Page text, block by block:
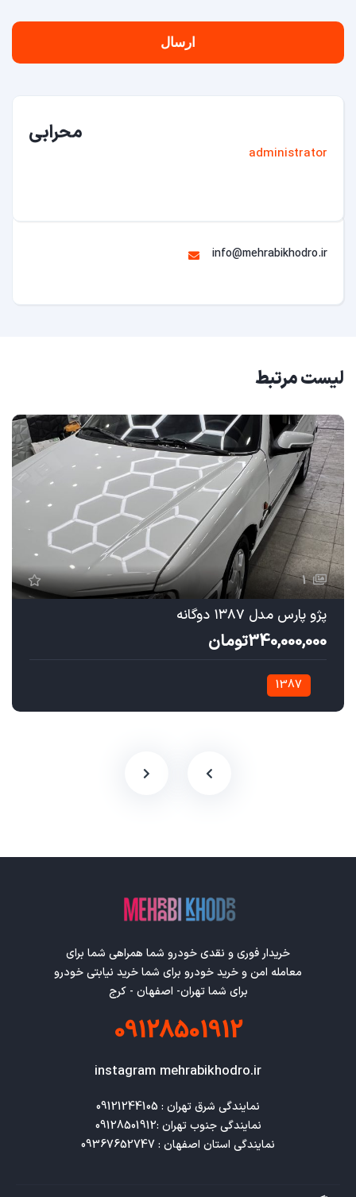
ارسال
محرابی
administrator
info@mehrabikhodro.ir
لیست مرتبط
1
پژو پارس مدل ۱۳۸۷ دوگانه
340,000,000تومان
1387
خریدار فوری و نقدی خودرو شما همراهی شما برای
معامله امن و خرید خودرو برای شما خرید نیابتی خودرو
برای شما تهران- اصفهان - کرج
09128501912
instagram mehrabikhodro.ir
نمایندگی استان اصفهان : 09367652747